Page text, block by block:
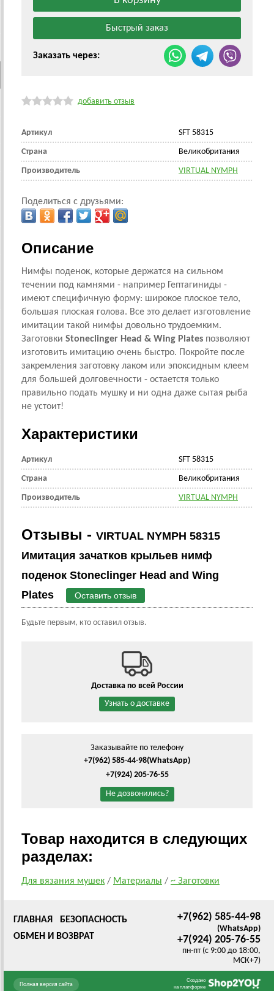
Заказать через:
добавить отзыв
Артикул SFT 58315
Страна Великобритания
Производитель VIRTUAL NYMPH
Поделиться с друзьями:
Описание
Нимфы поденок, которые держатся на сильном
течении под камнями - например Гептагиниды -
имеют специфичную форму: широкое плоское тело,
большая плоская голова. Все это делает изготовление
имитации такой нимфы довольно трудоемким.
Заготовки Stoneclinger Head & Wing Plates позволяют
изготовить имитацию очень быстро. Покройте после
закремления заготовку лаком или эпоксидным клеем
для большей долговечности - остаетстя только
правильно подать мушку и ни одна даже сытая рыба
не устоит!
Характеристики
Артикул SFT 58315
Страна Великобритания
Производитель VIRTUAL NYMPH
Отзывы - VIRTUAL NYMPH 58315
Имитация зачатков крыльев нимф
поденок Stoneclinger Head and Wing
Plates
Оставить отзыв
Будьте первым, кто оставил отзыв.
Доставка по всей России
Узнать о доставке
Заказывайте по телефону
+7(962) 585-44-98(WhatsApp)
+7(924) 205-76-55
Не дозвонились?
Товар находится в следующих
разделах:
Для вязания мушек / Материалы / ~ Заготовки
+7(962) 585-44-98
(WhatsApp)
+7(924) 205-76-55
пн-пт (с 9:00 до 18:00,
МСК+7)
ГЛАВНАЯ
БЕЗОПАСНОСТЬ
ОБМЕН И ВОЗВРАТ
Создано
на платформе
Полная версия сайта